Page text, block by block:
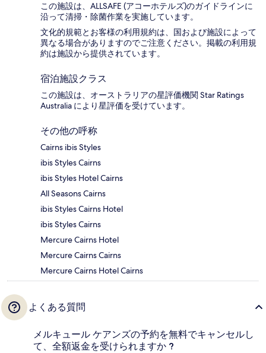
この施設は、ALLSAFE (アコーホテルズ)のガイドラインに
沿って清掃・除菌作業を実施しています。
文化的規範とお客様の利用規約は、国および施設によって
異なる場合がありますのでご注意ください。掲載の利用規
約は施設から提供されています。
宿泊施設クラス
この施設は、オーストラリアの星評価機関 Star Ratings
Australia により星評価を受けています。
その他の呼称
Cairns ibis Styles
ibis Styles Cairns
ibis Styles Hotel Cairns
All Seasons Cairns
ibis Styles Cairns Hotel
ibis Styles Cairns
Mercure Cairns Hotel
Mercure Cairns Cairns
Mercure Cairns Hotel Cairns
よくある質問
メルキュール ケアンズの予約を無料でキャンセルし
て、全額返金を受けられますか ?